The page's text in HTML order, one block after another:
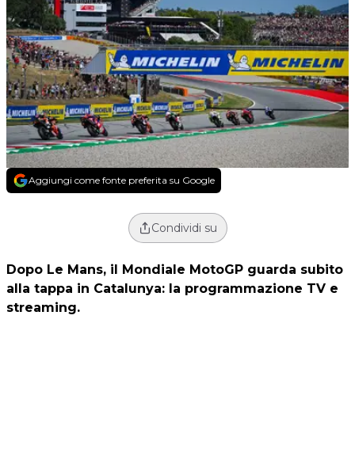
Aggiungi come fonte preferita su Google
Condividi su
Dopo Le Mans, il Mondiale MotoGP guarda subito
alla tappa in Catalunya: la programmazione TV e
streaming.